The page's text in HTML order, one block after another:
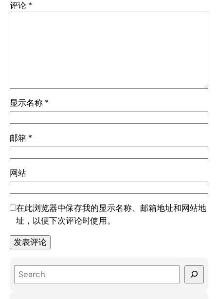
评论 *
显示名称 *
邮箱 *
网站
在此浏览器中保存我的显示名称、邮箱地址和网站地
址，以便下次评论时使用。
e